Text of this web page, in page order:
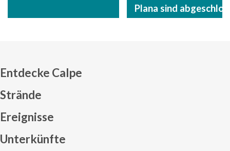
Plana sind
Entdecke Calpe
Strände
Ereignisse
Unterkünfte